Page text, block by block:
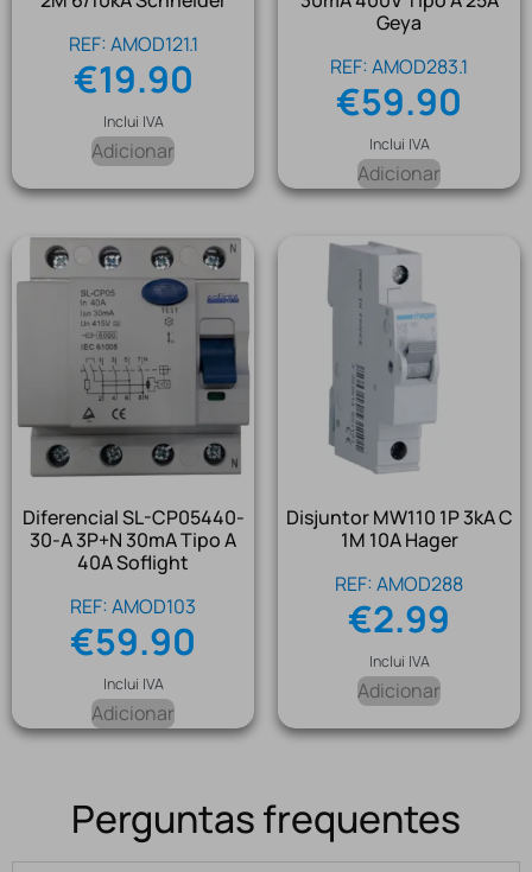
REF: AMOD121.1
€19.90
Inclui IVA
Adicionar
Geya
REF: AMOD283.1
€59.90
Inclui IVA
Adicionar
Diferencial SL-CP05440-
30-A 3P+N 30mA Tipo A
40A Soflight
REF: AMOD103
€59.90
Inclui IVA
Adicionar
Disjuntor MW110 1P 3kA C
1M 10A Hager
REF: AMOD288
€2.99
Inclui IVA
Adicionar
Perguntas frequentes